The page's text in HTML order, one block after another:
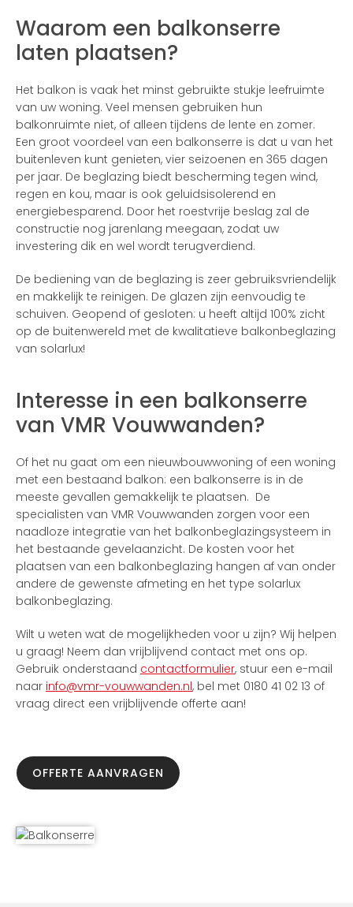
Waarom een balkonserre
laten plaatsen?
Het balkon is vaak het minst gebruikte stukje leefruimte
van uw woning. Veel mensen gebruiken hun
balkonruimte niet, of alleen tijdens de lente en zomer.
Een groot voordeel van een balkonserre is dat u van het
buitenleven kunt genieten, vier seizoenen en 365 dagen
per jaar. De beglazing biedt bescherming tegen wind,
regen en kou, maar is ook geluidsisolerend en
energiebesparend. Door het roestvrije beslag zal de
constructie nog jarenlang meegaan, zodat uw
investering dik en wel wordt terugverdiend.
De bediening van de beglazing is zeer gebruiksvriendelijk
en makkelijk te reinigen. De glazen zijn eenvoudig te
schuiven. Geopend of gesloten: u heeft altijd 100% zicht
op de buitenwereld met de kwalitatieve balkonbeglazing
van solarlux!
Interesse in een balkonserre
van VMR Vouwwanden?
Of het nu gaat om een nieuwbouwwoning of een woning
met een bestaand balkon: een balkonserre is in de
meeste gevallen gemakkelijk te plaatsen. De
specialisten van VMR Vouwwanden zorgen voor een
naadloze integratie van het balkonbeglazingsysteem in
het bestaande gevelaanzicht. De kosten voor het
plaatsen van een balkonbeglazing hangen af van onder
andere de gewenste afmeting en het type solarlux
balkonbeglazing.
Wilt u weten wat de mogelijkheden voor u zijn? Wij helpen
u graag! Neem dan vrijblijvend contact met ons op.
Gebruik onderstaand contactformulier, stuur een e-mail
naar info@vmr-vouwwanden.nl, bel met 0180 41 02 13 of
vraag direct een vrijblijvende offerte aan!
OFFERTE AANVRAGEN